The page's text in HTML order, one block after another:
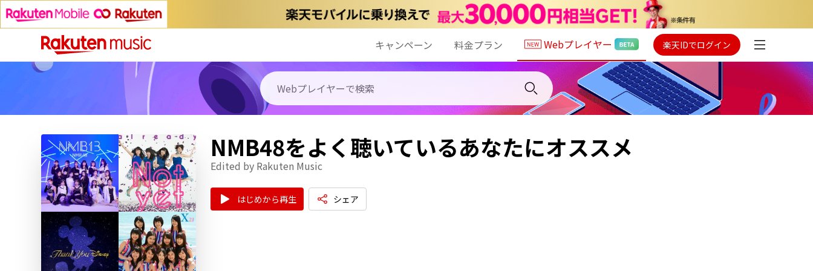
キャンペーン 料金プラン Webプレイヤー 楽天IDでログイン
NMB48をよく聴いているあなたにオススメ
Edited by Rakuten Music
はじめから再生 シェア